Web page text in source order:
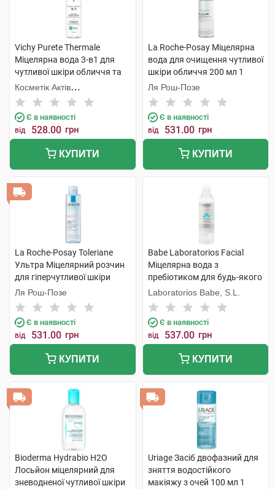
Vichy Purete Thermale
Міцелярна вода 3-в1 для
чутливої шкіри обличчя та
очей 200 мл 1 флакон
Косметік Актів
Інтернаціональ
Є в наявності
від 528.00 грн
КУПИТИ
La Roche-Posay Міцелярна
вода для очищення чутливої
шкіри обличчя 200 мл 1
флакон
Ля Рош-Позе
Є в наявності
від 531.00 грн
КУПИТИ
La Roche-Posay Toleriane
Ультра Міцелярний розчин
для гіперчутливої шкіри
обличчя 200 мл 1 флакон
Ля Рош-Позе
Є в наявності
від 531.00 грн
КУПИТИ
Babe Laboratorios Facial
Міцелярна вода з
пребіотиком для будь-якого
типу шкіри, навіть дуже
чутливої 250 мл 1 флакон
Laboratorios Babe, S.L.
Є в наявності
від 537.00 грн
КУПИТИ
Bioderma Hydrabio H2O
Лосьйон міцелярний для
зневодненої чутливої шкіри
Uriage Засіб двофазний для
зняття водостійкого
макіяжу з очей 100 мл 1